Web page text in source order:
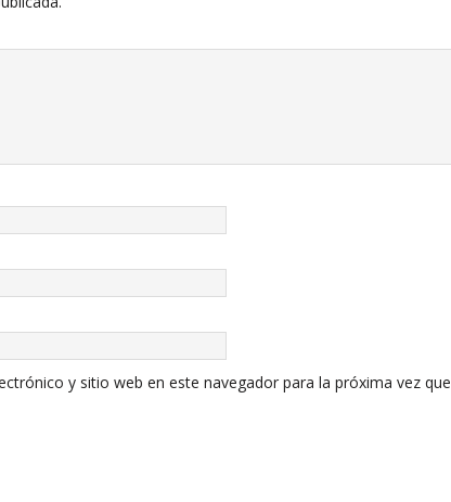
y sitio web en este navegador para la próxima vez que